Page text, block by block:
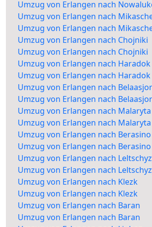
Umzug von Erlangen nach
Umzug von Erlangen nach
Umzug von Erlangen nach
Umzug von Erlangen nach Chojniki
Umzug von Erlangen nach Chojniki
Umzug von Erlangen nach Haradok
Umzug von Erlangen nach Haradok
Umzug von Erlangen nach
Umzug von Erlangen nach
Umzug von Erlangen nach Malaryta
Umzug von Erlangen nach Malaryta
Umzug von Erlangen nach Berasino
Umzug von Erlangen nach Berasino
Umzug von Erlangen nach
Umzug von Erlangen nach
Umzug von Erlangen nach Klezk
Umzug von Erlangen nach Klezk
Umzug von Erlangen nach Baran
Umzug von Erlangen nach Baran